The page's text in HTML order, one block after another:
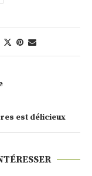
est délicieux